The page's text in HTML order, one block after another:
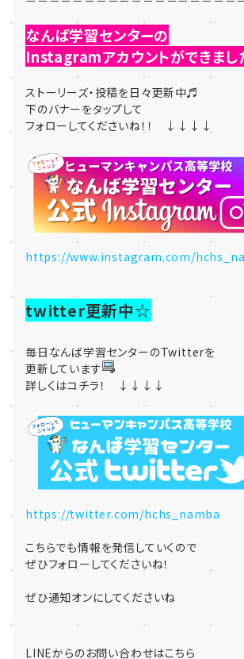
なんば学習センターの
Instagramアカウントができま
ストーリーズ・投稿を日々更新中♬
下のバナーをタップして
フォローしてくださいね！！ ↓↓↓↓
https://www.instagram.com/
twitter更新中☆
毎日なんば学習センターのTwitterを
更新しています
詳しくはコチラ！ ↓↓↓↓
https://twitter.com/hchs_namba
こちらでも情報を発信していくので
ぜひフォローしてくださいね！
ぜひ通知オンにしてくださいね
LINEからのお問い合わせはこちら